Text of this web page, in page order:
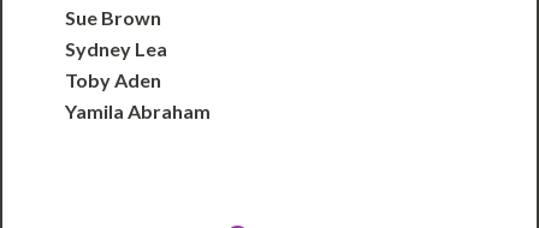
Sue Brown
Sydney Lea
Toby Aden
Yamila Abraham